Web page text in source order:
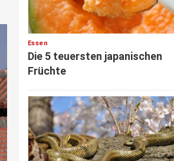
Essen
Die 5 teuersten japanischen
Früchte